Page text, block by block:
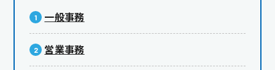
一般事務
営業事務